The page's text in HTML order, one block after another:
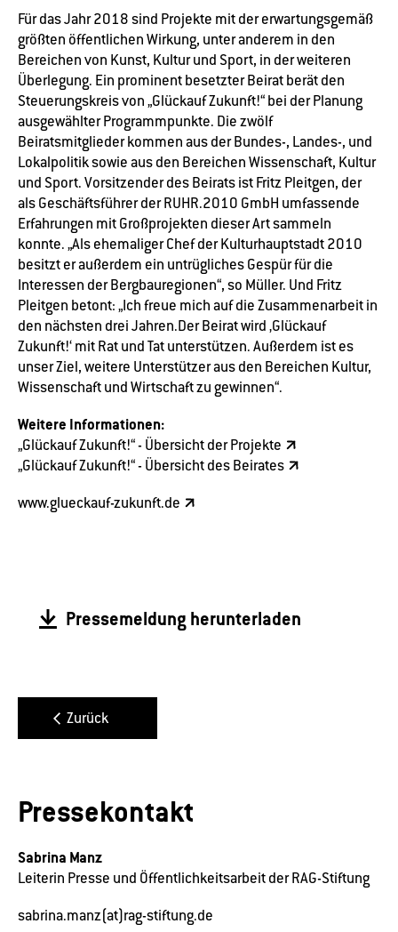
Für das Jahr 2018 sind Projekte mit der erwartungsgemäß
größten öffentlichen Wirkung, unter anderem in den
Bereichen von Kunst, Kultur und Sport, in der weiteren
Überlegung. Ein prominent besetzter Beirat berät den
Steuerungskreis von „Glückauf Zukunft!“ bei der Planung
ausgewählter Programmpunkte. Die zwölf
Beiratsmitglieder kommen aus der Bundes-, Landes-, und
Lokalpolitik sowie aus den Bereichen Wissenschaft, Kultur
und Sport. Vorsitzender des Beirats ist Fritz Pleitgen, der
als Geschäftsführer der RUHR.2010 GmbH umfassende
Erfahrungen mit Großprojekten dieser Art sammeln
konnte. „Als ehemaliger Chef der Kulturhauptstadt 2010
besitzt er außerdem ein untrügliches Gespür für die
Interessen der Bergbauregionen“, so Müller. Und Fritz
Pleitgen betont: „Ich freue mich auf die Zusammenarbeit in
den nächsten drei Jahren.Der Beirat wird ‚Glückauf
Zukunft!‘ mit Rat und Tat unterstützen. Außerdem ist es
unser Ziel, weitere Unterstützer aus den Bereichen Kultur,
Wissenschaft und Wirtschaft zu gewinnen“.
Weitere Informationen:
„Glückauf Zukunft!“ - Übersicht der Projekte
„Glückauf Zukunft!“ - Übersicht des Beirates
www.glueckauf-zukunft.de
Pressemeldung herunterladen
Zurück
Pressekontakt
Sabrina Manz
Leiterin Presse und Öffentlichkeitsarbeit der RAG-Stiftung
sabrina.manz(at)rag-stiftung.de